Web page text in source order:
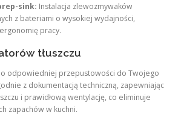
sink: Instalacja zlewozmywaków
z bateriami o wysokiej wydajności,
pracy.
tłuszczu
odpowiedniej przepustowości do Twojego
z dokumentacją techniczną, zapewniając
i prawidłową wentylację, co eliminuje
zapachów w kuchni.